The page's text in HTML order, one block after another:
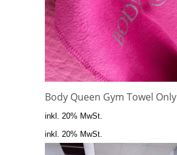
Body Queen Gym Towel Only
inkl. 20% MwSt.
inkl. 20% MwSt.